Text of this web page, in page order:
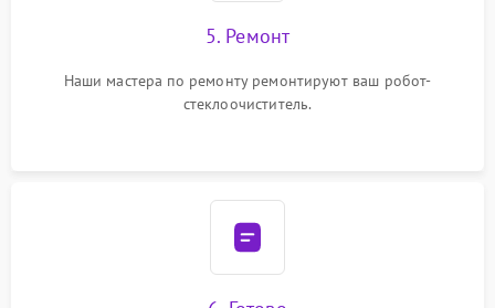
5. Ремонт
Наши мастера по ремонту ремонтируют ваш робот-
стеклоочиститель.